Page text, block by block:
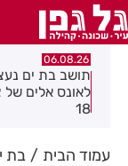
06.08.26
שקלים להפחתת
האוויר מתחבורה
עמוד הבית בת